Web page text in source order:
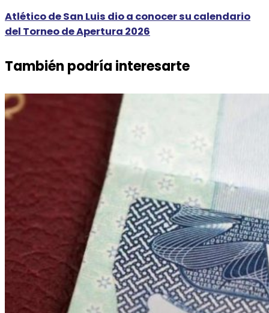
Atlético de San Luis dio a conocer su calendario
del Torneo de Apertura 2026
También podría interesarte